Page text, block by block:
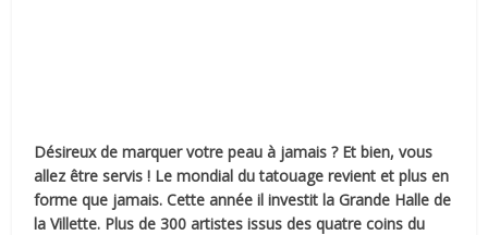
Désireux de marquer votre peau à jamais ? Et bien, vous
allez être servis ! Le mondial du tatouage revient et plus en
forme que jamais. Cette année il investit la Grande Halle de
la Villette. Plus de 300 artistes issus des quatre coins du